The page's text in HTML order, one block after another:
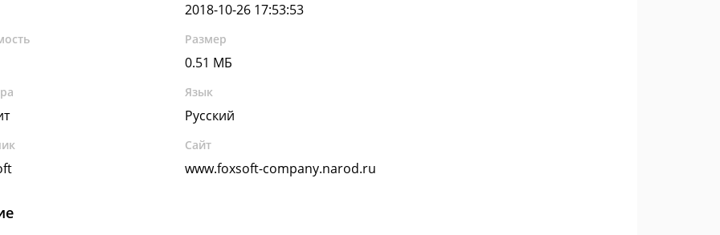
2018-10-26 17:53:53
Размер
0.51 МБ
Язык
Русский
Сайт
www.foxsoft-company.narod.ru